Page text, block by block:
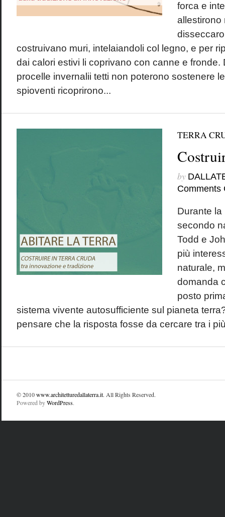
forca e
allestirono
costruivano muri, intelaiandoli col legno, e per
dai calori estivi li coprivano con canne e fronde.
procelle invernalii tetti non poterono sostenere
spioventi ricoprirono...
TERRA
by
Comments
Durante la
secondo
Todd e
più
naturale,
domanda
posto
sistema vivente autosufficiente sul pianeta
pensare che la risposta fosse da cercare tra i
© 2010www.architetturedallaterra.it. All Rights Reserved.
Powered byWordPress.